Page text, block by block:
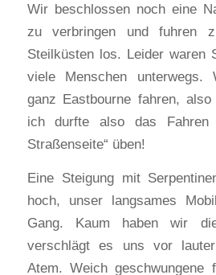
Wir beschlossen noch eine
zu verbringen und fuhren
Steilküsten los. Leider waren
viele Menschen unterwegs.
ganz Eastbourne fahren,
ich durfte also das Fahren
Straßenseite“ üben!
Eine Steigung mit
hoch, unser langsames
Gang. Kaum haben wir
verschlägt es uns vor
Atem. Weich geschwungene